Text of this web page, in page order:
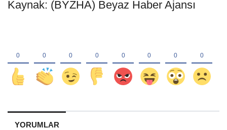
Kaynak: (BYZHA) Beyaz Haber Ajansı
YORUMLAR